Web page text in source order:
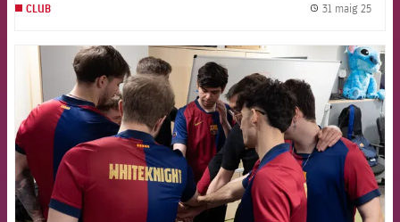
CLUB 31 maig 25
FCB Barcelona badge